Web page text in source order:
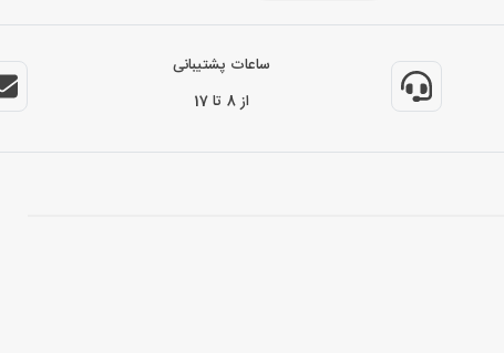
ساعات پشتیبانی
از 8 تا 17